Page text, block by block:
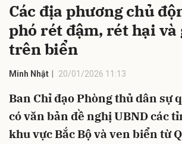
Các địa phương chủ
phó rét đậm, rét hại và
trên biển
Minh Nhật 20/01/2026 11:13
Ban Chỉ đạo Phòng thủ dân sự
có văn bản đề nghị UBND các
khu vực Bắc Bộ và ven biển từ